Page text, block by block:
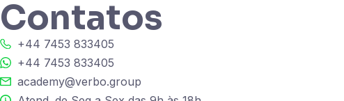
Contatos
+44 7453 833405
+44 7453 833405
academy@verbo.group